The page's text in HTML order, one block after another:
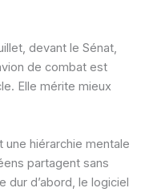
devant le Sénat,
de combat est
Elle mérite mieux
hiérarchie mentale
partagent sans
dur d’abord, le logiciel